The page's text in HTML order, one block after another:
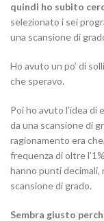
quindi ho subito
selezionato i sei
una scansione di
Ho avuto un po’ di
che speravo.
Poi ho avuto l’idea di
da una scansione di
ragionamento era
frequenza di oltre
hanno punti
scansione di grado.
Sembra giusto